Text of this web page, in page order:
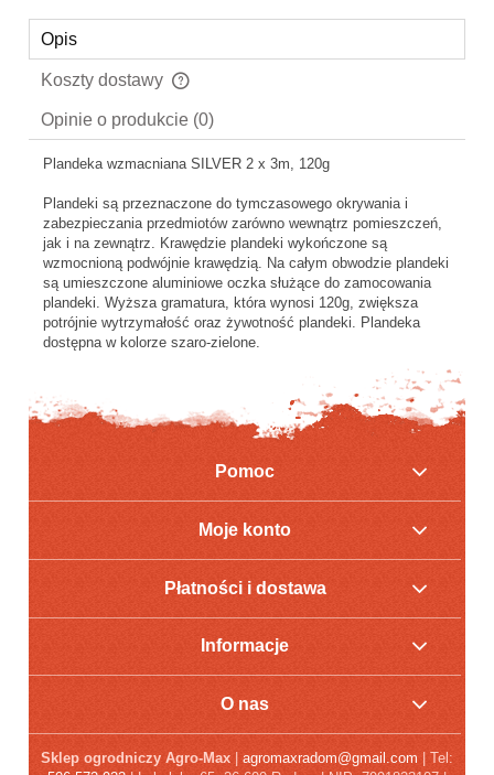
Opis
Koszty dostawy
Cena nie zawiera ewentualnych kosztów płatności
Opinie o produkcie (0)
Plandeka wzmacniana SILVER 2 x 3m, 120g
Plandeki są przeznaczone do tymczasowego okrywania i
zabezpieczania przedmiotów zarówno wewnątrz pomieszczeń,
jak i na zewnątrz. Krawędzie plandeki wykończone są
wzmocnioną podwójnie krawędzią. Na całym obwodzie plandeki
są umieszczone aluminiowe oczka służące do zamocowania
plandeki. Wyższa gramatura, która wynosi 120g, zwiększa
potrójnie wytrzymałość oraz żywotność plandeki. Plandeka
dostępna w kolorze szaro-zielone.
Pomoc
Moje konto
Płatności i dostawa
Informacje
O nas
Sklep ogrodniczy Agro-Max agromaxradom@gmail.com | Tel: